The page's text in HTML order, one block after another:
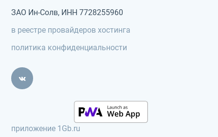
ЗАО Ин-Солв, ИНН 7728255960
в реестре провайдеров хостинга
политика конфиденциальности
приложение 1Gb.ru